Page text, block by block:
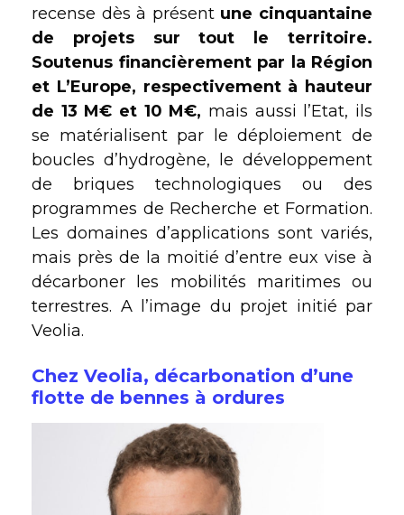
recense dès à présentune cinquantaine
de projets sur tout le territoire.
Soutenus financièrement par la Région
et L’Europe, respectivement à hauteur
de 13 M€ et 10 M€, mais aussi l’Etat, ils
se matérialisent par le déploiement de
boucles d’hydrogène, le développement
de briques technologiques ou des
programmes de Recherche et Formation.
Les domaines d’applications sont variés,
mais près de la moitié d’entre eux vise à
décarboner les mobilités maritimes ou
terrestres. A l’image du projet initié par
Veolia.
Chez Veolia, décarbonation d’une
flotte de bennes à ordures